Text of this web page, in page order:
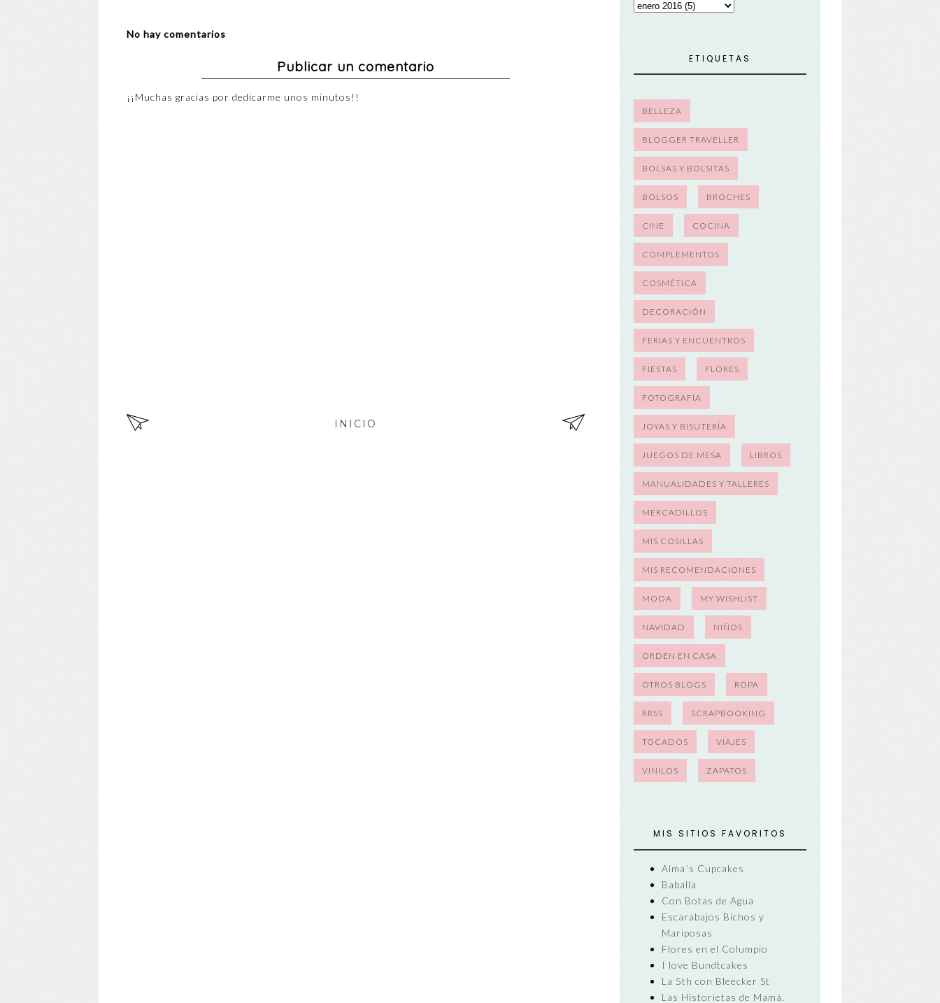
No hay comentarios
Publicar un comentario
¡¡Muchas gracias por dedicarme unos minutos!!
EN EN
INICIO
ETIQUETAS
BELLEZA
BLOGGER TRAVELLER
BOLSAS Y BOLSITAS
BOLSOS BROCHES
CINE COCINA
COMPLEMENTOS
COSMÉTICA
DECORACIÓN
FERIAS Y ENCUENTROS
FIESTAS FLORES
FOTOGRAFÍA
JOYAS Y BISUTERÍA
JUEGOS DE MESA LIBROS
MANUALIDADES Y TALLERES
MERCADILLOS
MIS COSILLAS
MIS RECOMENDACIONES
MODA MY WISHLIST
NAVIDAD NIÑOS
ORDEN EN CASA
OTROS BLOGS ROPA
RRSS SCRAPBOOKING
TOCADOS VIAJES
VINILOS ZAPATOS
MIS SITIOS FAVORITOS
Alma´s Cupcakes
Baballa
Con Botas de Agua
Escarabajos Bichos y
Mariposas
Flores en el Columpio
I love Bundtcakes
La 5th con Bleecker St
Las Historietas de Mamá.